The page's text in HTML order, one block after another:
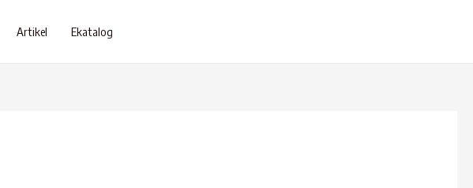
Artikel Ekatalog